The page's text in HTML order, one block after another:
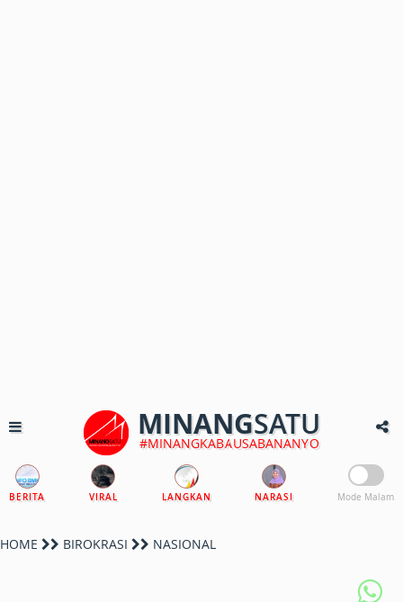
MINANGSATU
#MINANGKABAUSABANANYO
BERITA VIRAL LANGKAN NARASI Mode Malam
HOME BIROKRASI NASIONAL